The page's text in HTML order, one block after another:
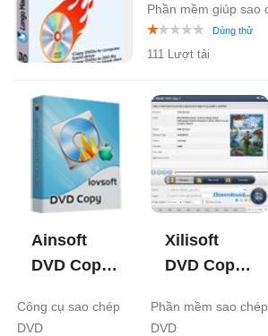
Phần mềm giúp sao
111 Lượt tải
Ainsoft
DVD Copy
Công cụ sao chép
DVD
Xilisoft
DVD Copy
Phần mềm sao chép
DVD